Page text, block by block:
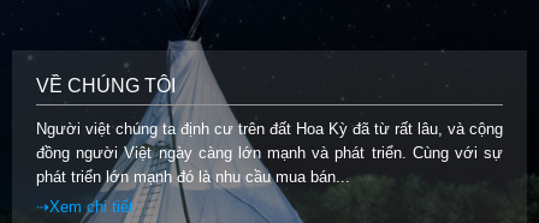
VỀ CHÚNG TÔI
Người việt chúng ta định cư trên đất Hoa Kỳ đã từ rất lâu, và cộng
đồng người Việt ngày càng lớn mạnh và phát triển. Cùng với sự
phát triển lớn mạnh đó là nhu cầu mua bán...
⇢Xem chi tiết